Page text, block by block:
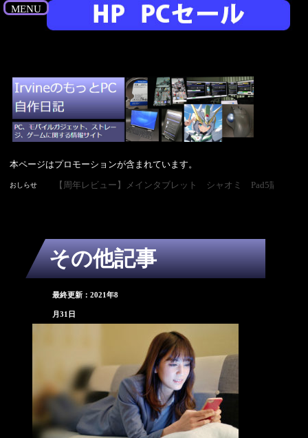
MENU
本ページはプロモーションが含まれています。
おしらせ 【周年レビュー】メインタ
その他記事
最終更新：2021年8
月31日